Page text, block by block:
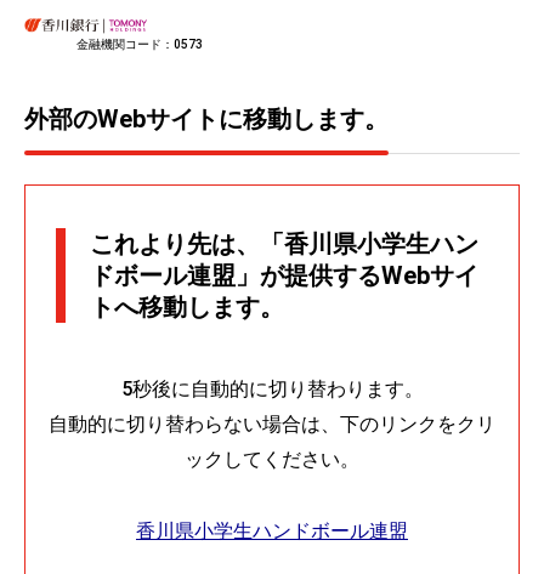
金融機関コード：0573
外部のWebサイトに移動します。
これより先は、「香川県小学生ハン
ドボール連盟」が提供するWebサイ
トへ移動します。
5秒後に自動的に切り替わります。
自動的に切り替わらない場合は、下のリンクをクリ
ックしてください。
香川県小学生ハンドボール連盟